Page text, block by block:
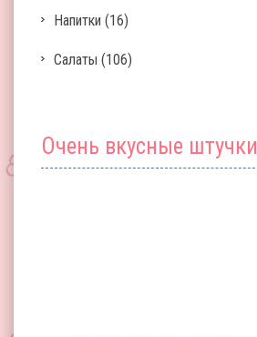
Напитки (16)
Салаты (106)
Очень вкусные штучки